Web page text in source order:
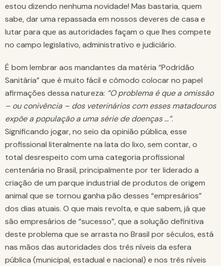
estou dizendo nenhuma novidade! Mas bastaria, quem
sabe, dar uma repassada em nossos deveres de casa e
lutar para que as autoridades façam o que lhes compete
no campo legislativo, administrativo e judiciário.
É bom lembrar aos mandantes da matéria “Podridão
Sanitária” que é muito fácil e cômodo colocar no papel
afirmações dessa natureza: “O problema é que a omissão
– ou conivência – dos veterinários com esses matadouros
expõe a população a uma série de doenças …”.
Significando jogar, no seio da opinião pública, esse
profissional literalmente na lata do lixo, sem contar, o
total desrespeito com uma categoria profissional
centenária no Brasil, principalmente por ter liderado a
criação de um parque industrial de produtos de origem
animal que se tornou ganha pão desses “empresários”
dos dias atuais. O que mais revolta, e que sabem, já que
são empresários de “sucesso”, que a solução definitiva
deste problema que se arrasta no Brasil por séculos, está
nas mãos das autoridades dos três níveis da esfera
pública (municipal, estadual e nacional) e nos três níveis